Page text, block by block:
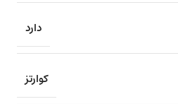
دارد
کوارتز